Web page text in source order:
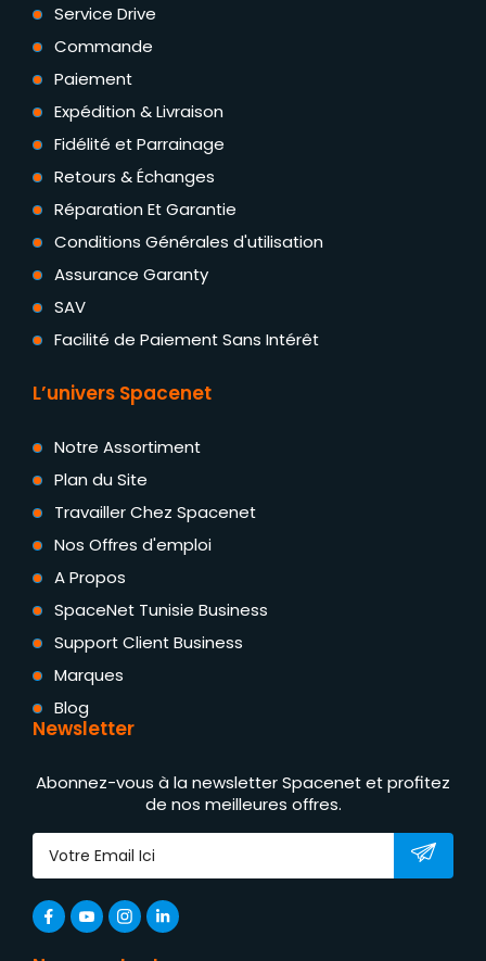
Service Drive
Commande
Paiement
Expédition & Livraison
Fidélité et Parrainage
Retours & Échanges
Réparation Et Garantie
Conditions Générales d'utilisation
Assurance Garanty
SAV
Facilité de Paiement Sans Intérêt
L’univers Spacenet
Notre Assortiment
Plan du Site
Travailler Chez Spacenet
Nos Offres d'emploi
A Propos
SpaceNet Tunisie Business
Support Client Business
Marques
Blog
Newsletter
Abonnez-vous à la newsletter Spacenet et profitez
de nos meilleures offres.